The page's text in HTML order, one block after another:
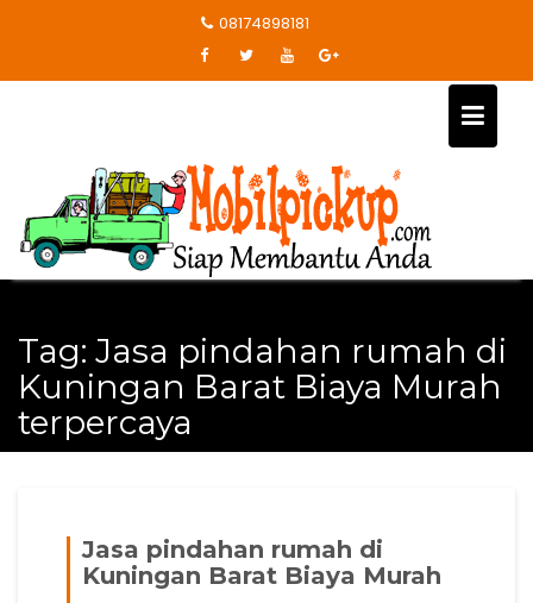
08174898181
Tag: Jasa pindahan rumah di
Kuningan Barat Biaya Murah
terpercaya
Jasa pindahan rumah di
Kuningan Barat Biaya Murah